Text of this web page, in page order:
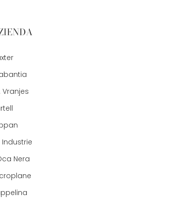
Vranjes
Industrie
Nera